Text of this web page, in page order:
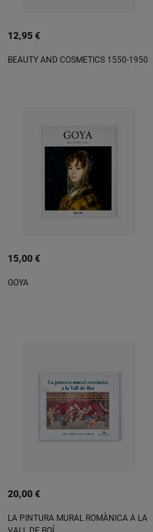
12,95 €
BEAUTY AND COSMETICS 1550-1950
15,00 €
GOYA
20,00 €
LA PINTURA MURAL ROMÀNICA A LA